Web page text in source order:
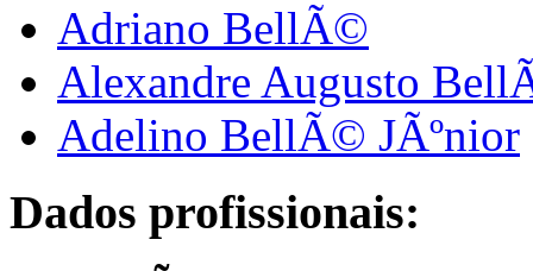
Adriano BellÃ©
Alexandre Augusto
Adelino BellÃ© JÃºnior
Dados profissionais: